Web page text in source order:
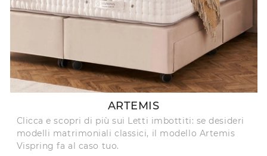
ARTEMIS
Clicca e scopri di più sui Letti imbottiti: se desideri
modelli matrimoniali classici, il modello Artemis
Vispring fa al caso tuo.